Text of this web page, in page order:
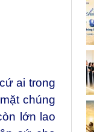
ai trong
chúng
lớn lao